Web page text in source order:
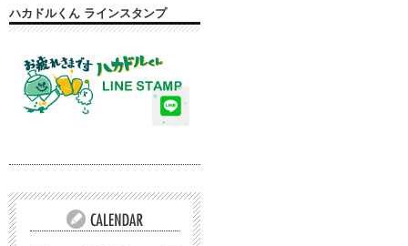
ハカドルくん ラインスタンプ